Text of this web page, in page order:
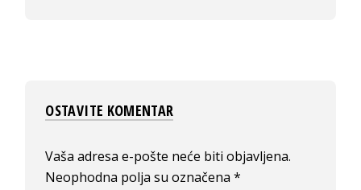
OSTAVITE KOMENTAR
Vaša adresa e-pošte neće biti objavljena.
Neophodna polja su označena*